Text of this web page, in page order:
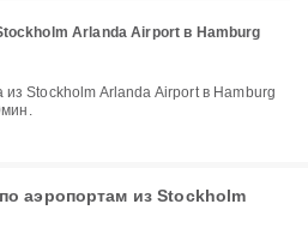
Arlanda Airport в Hamburg
аэропортам из Stockholm